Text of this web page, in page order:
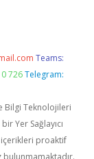
Teams:
726 Telegram:
Bilgi Teknolojileri
Yer Sağlayıcı
proaktif